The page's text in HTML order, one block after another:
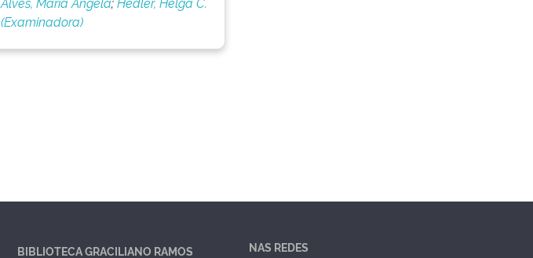
(Examinadora)
BIBLIOTECA GRACILIANO RAMOS NAS REDES